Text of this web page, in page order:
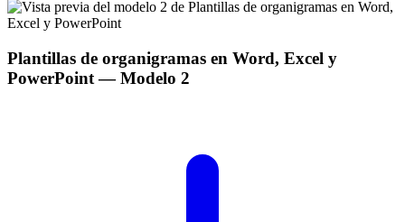
Plantillas de organigramas en Word, Excel y
PowerPoint— Modelo 2